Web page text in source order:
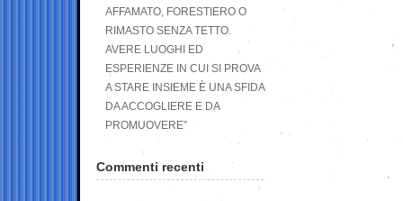
AFFAMATO, FORESTIERO O
RIMASTO SENZA TETTO.
AVERE LUOGHI ED
ESPERIENZE IN CUI SI PROVA
A STARE INSIEME È UNA SFIDA
DA ACCOGLIERE E DA
PROMUOVERE”
Commenti recenti